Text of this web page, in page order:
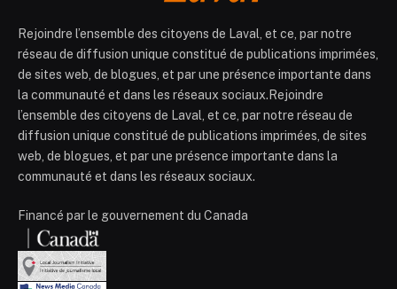
Rejoindre l’ensemble des citoyens de Laval, et ce, par notre
réseau de diffusion unique constitué de publications imprimées,
de sites web, de blogues, et par une présence importante dans
la communauté et dans les réseaux sociaux.Rejoindre
l’ensemble des citoyens de Laval, et ce, par notre réseau de
diffusion unique constitué de publications imprimées, de sites
web, de blogues, et par une présence importante dans la
communauté et dans les réseaux sociaux.
Financé par le gouvernement du Canada